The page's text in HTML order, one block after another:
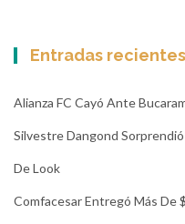
Entradas recientes
Alianza FC Cayó Ante
Silvestre Dangond
De Look
Comfacesar Entregó Más De